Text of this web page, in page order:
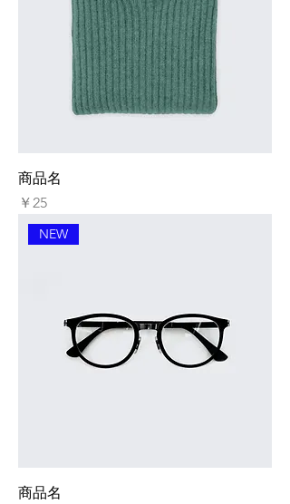
商品名
価格
￥25
NEW
商品名